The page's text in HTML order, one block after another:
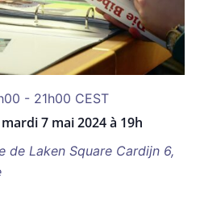
7 mai 2024 à 19h
- 21h00 CEST
de Laken Square Cardijn 6,